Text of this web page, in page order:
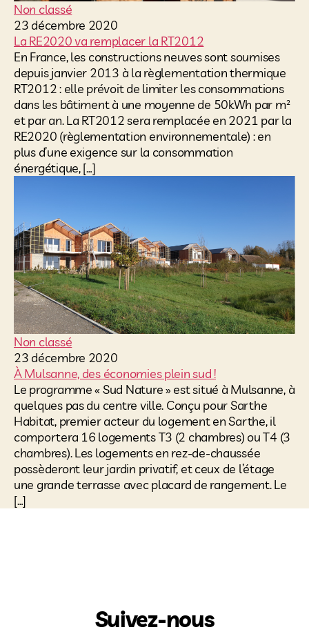
Non classé
23 décembre 2020
La RE2020 va remplacer la RT2012
En France, les constructions neuves sont soumises
depuis janvier 2013 à la règlementation thermique
RT2012 : elle prévoit de limiter les consommations
dans les bâtiment à une moyenne de 50kWh par m²
et par an. La RT2012 sera remplacée en 2021 par la
RE2020 (règlementation environnementale) : en
plus d’une exigence sur la consommation
énergétique, […]
Non classé
23 décembre 2020
À Mulsanne, des économies plein sud !
Le programme « Sud Nature » est situé à Mulsanne, à
quelques pas du centre ville. Conçu pour Sarthe
Habitat, premier acteur du logement en Sarthe, il
comportera 16 logements T3 (2 chambres) ou T4 (3
chambres). Les logements en rez-de-chaussée
possèderont leur jardin privatif, et ceux de l’étage
une grande terrasse avec placard de rangement. Le
[…]
Suivez-nous